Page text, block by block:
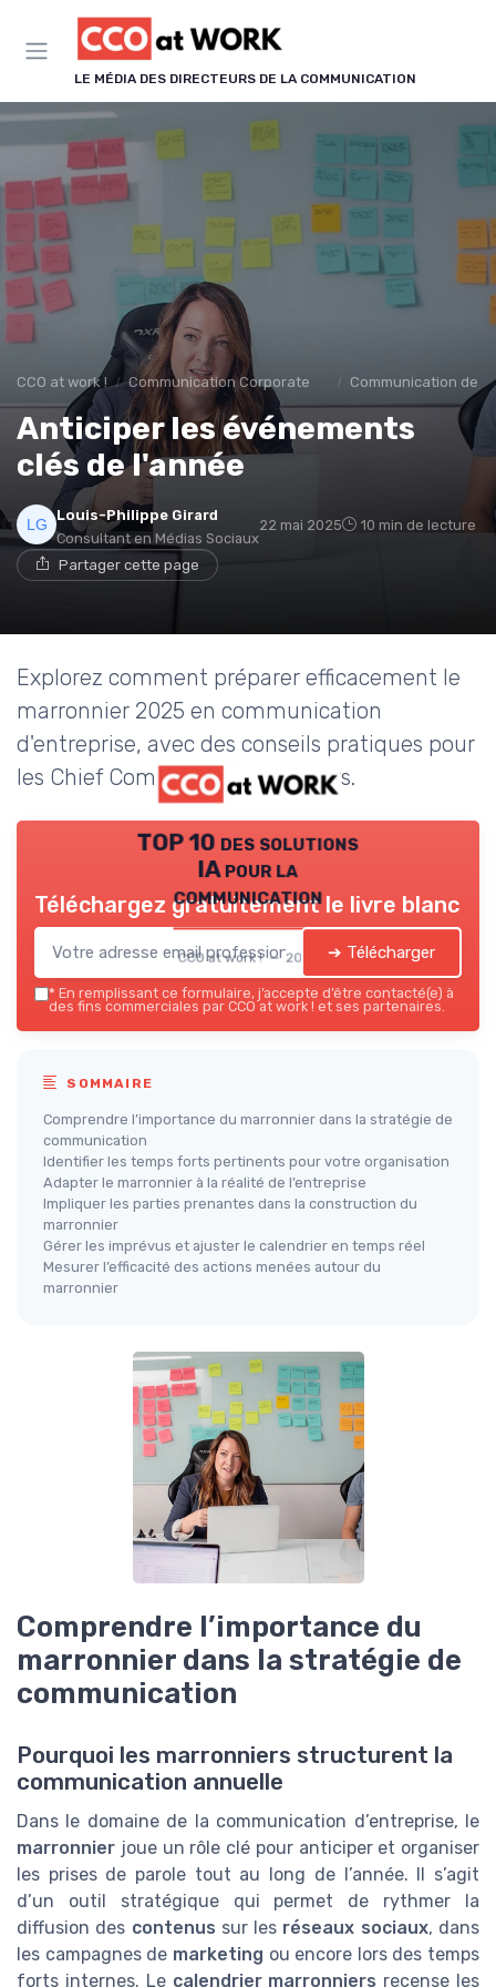
LE MÉDIA DES DIRECTEURS DE LA COMMUNICATION
CCO at work ! Communication Corporate & Institutionnelle Communication de
Anticiper les événements
clés de l'année
Louis-Philippe Girard
Consultant en Médias Sociaux
22 mai 2025 10 min de lecture
Partager cette page
Explorez comment préparer efficacement le
marronnier 2025 en communication
d'entreprise, avec des conseils pratiques pour
les Chief Communication Officers.
TOP 10 des solutions
IA pour la
communication
CCO at work ! — 2026
Téléchargez gratuitement le livre blanc
➔ Télécharger
* En remplissant ce formulaire, j’accepte d’être contacté(e) à
des fins commerciales par CCO at work ! et ses partenaires.
SOMMAIRE
Comprendre l’importance du marronnier dans la stratégie de
communication
Identifier les temps forts pertinents pour votre organisation
Adapter le marronnier à la réalité de l’entreprise
Impliquer les parties prenantes dans la construction du
marronnier
Gérer les imprévus et ajuster le calendrier en temps réel
Mesurer l’efficacité des actions menées autour du
marronnier
Comprendre l’importance du
marronnier dans la stratégie de
communication
Pourquoi les marronniers structurent la
communication annuelle
Dans le domaine de la communication d’entreprise, le
marronnier joue un rôle clé pour anticiper et organiser
les prises de parole tout au long de l’année. Il s’agit
d’un outil stratégique qui permet de rythmer la
diffusion des contenus sur les réseaux sociaux, dans
les campagnes de marketing ou encore lors des temps
forts internes. Le calendrier marronniers recense les
Panneau de gestion des cookies